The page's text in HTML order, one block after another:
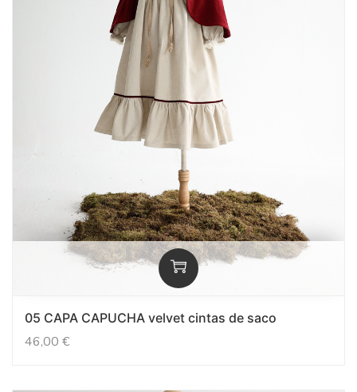
05 CAPA CAPUCHA velvet cintas de saco
46,00 €